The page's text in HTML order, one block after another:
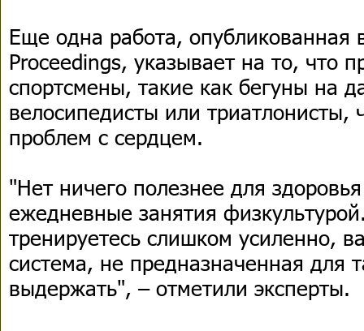
Еще одна работа, опубликованная
Proceedings, указывает на то, что
спортсмены, такие как бегуны на
велосипедисты или триатлонисты,
проблем с сердцем.
"Нет ничего полезнее для
ежедневные занятия
тренируетесь слишком усиленно,
система, не предназначенная для
выдержать", – отметили эксперты.